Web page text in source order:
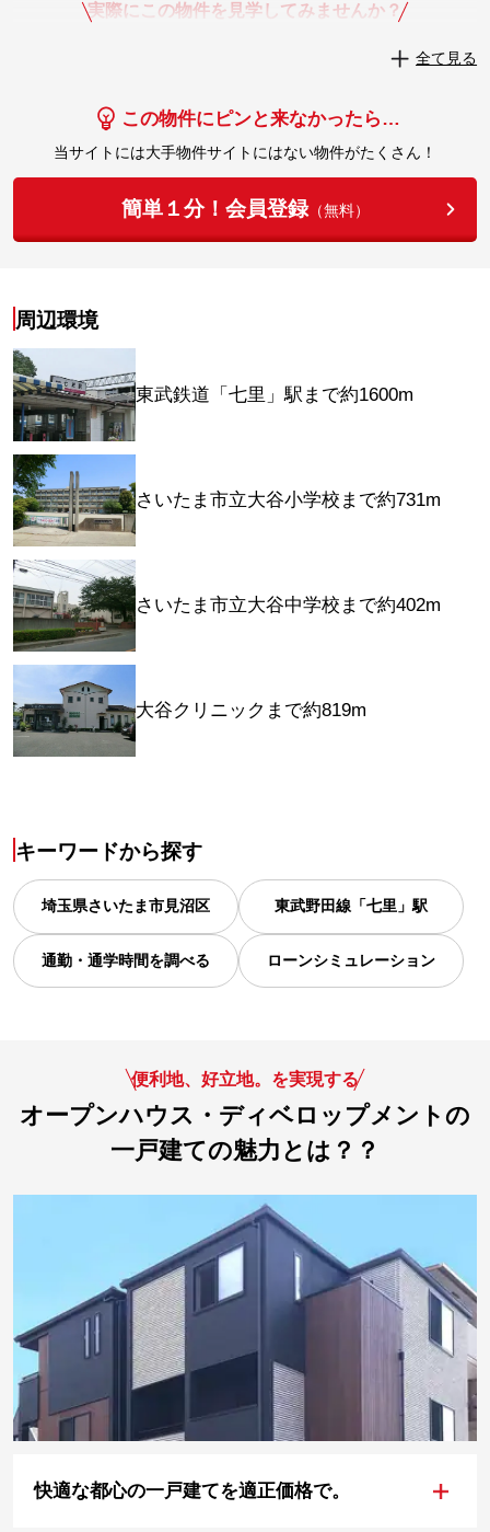
実際にこの物件を見学してみませんか？
全て見る
この物件にピンと来なかったら…
当サイトには大手物件サイトにはない物件がたくさん！
簡単１分！会員登録（無料）
周辺環境
東武鉄道「七里」駅まで約1600m
さいたま市立大谷小学校まで約731m
さいたま市立大谷中学校まで約402m
大谷クリニックまで約819m
キーワードから探す
埼玉県さいたま市見沼区 東武野田線「七里」駅
通勤・通学時間を調べる ローンシミュレーション
便利地、好立地。を実現する
オープンハウス・ディベロップメントの
一戸建ての魅力とは？？
快適な都心の一戸建てを適正価格で。 +